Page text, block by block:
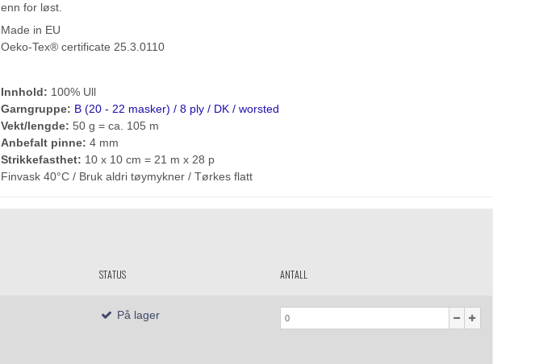
enn for løst.
Made in EU
Oeko-Tex® certificate 25.3.0110
Innhold: 100% Ull
Garngruppe: B (20 - 22 masker) / 8 ply / DK / worsted
Vekt/lengde: 50 g = ca. 105 m
Anbefalt pinne: 4 mm
Strikkefasthet: 10 x 10 cm = 21 m x 28 p
Finvask 40°C / Bruk aldri tøymykner / Tørkes flatt
STATUS ANTALL
På lager